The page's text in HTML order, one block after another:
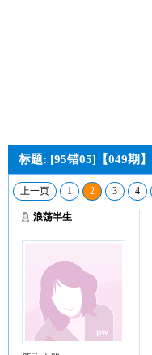
标题: [95错05]【049期
上一页 1 2 3 4
浪荡半生